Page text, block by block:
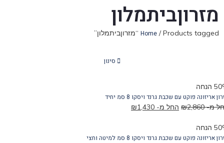
מזרוןביתמלון
Home/ Products tagged “מזרוןביתמלון”
סינון
אריזונה פוקט עם שכבת גרנד ויסקו 8 סמ יחיד
מ-
₪2,860 החל מ- ₪1,430
פוקט עם שכבת גרנד ויסקו 8 סמ למיטה וחצי